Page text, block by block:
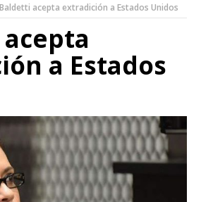
Baldetti acepta extradición a Estados Unidos
a Estados